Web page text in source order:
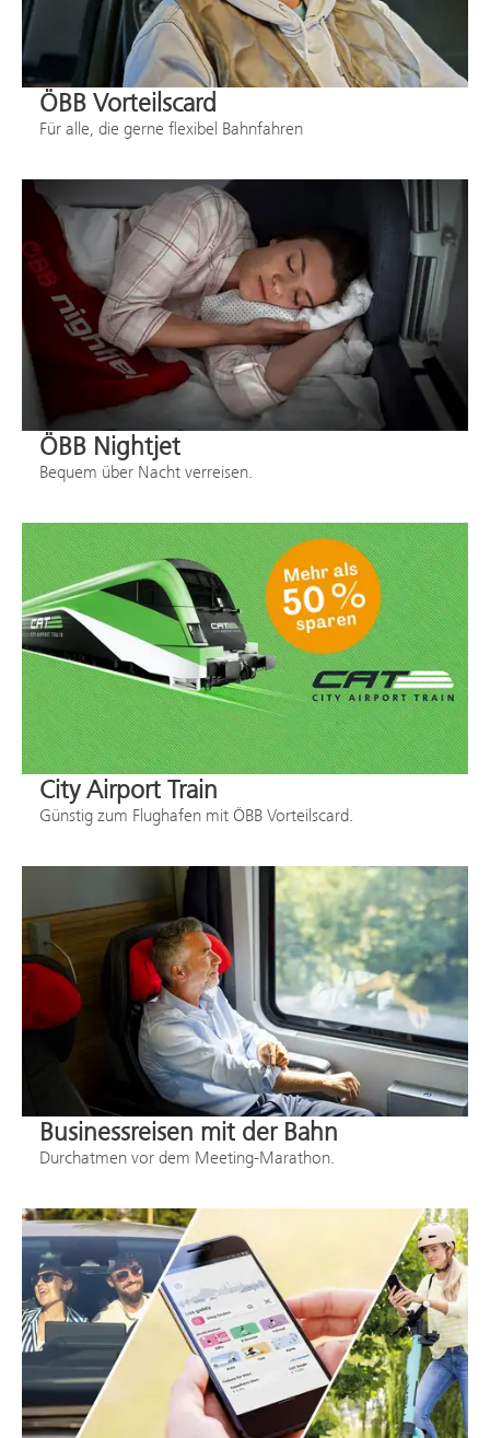
ÖBB Vorteilscard
Für alle, die gerne flexibel Bahnfahren
ÖBB Nightjet
Bequem über Nacht verreisen.
City Airport Train
Günstig zum Flughafen mit ÖBB Vorteilscard.
Businessreisen mit der Bahn
Durchatmen vor dem Meeting-Marathon.